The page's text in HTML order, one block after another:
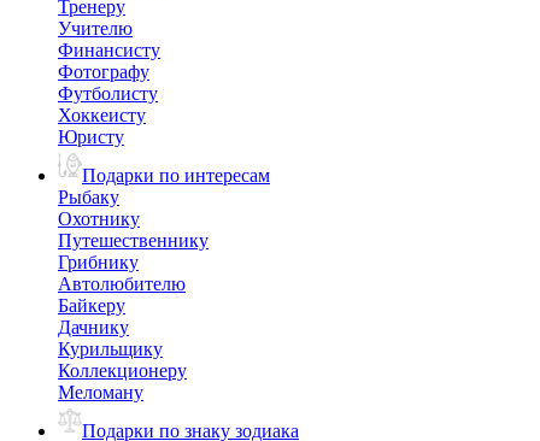
Тренеру
Учителю
Финансисту
Фотографу
Футболисту
Хоккеисту
Юристу
Подарки по интересам
Рыбаку
Охотнику
Путешественнику
Грибнику
Автолюбителю
Байкеру
Дачнику
Курильщику
Коллекционеру
Меломану
Подарки по знаку зодиака